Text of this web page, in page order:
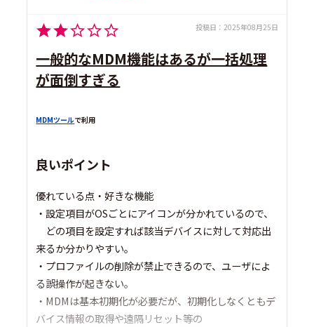
投稿日： 2025年08月25日
一般的なMDM機能はあるが一括処理
が面倒すぎる
MDMツールで利用
良いポイント
優れている点・好きな機能
・設定項目がOSごとにアイコンが分かれているので、
どの項目を設定すれば該当デバイスに対して対応出
来るか分かりやすい。
・プロファイルの削除が禁止できるので、ユーザによ
る誤操作が起きない。
・MDMは基本初期化が必要だが、初期化しなくともデ
バイス情報の取得や遠隔リセット等の